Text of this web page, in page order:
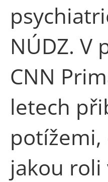
NÚDZ. V
CNN
letech
potížemi,
jakou roli